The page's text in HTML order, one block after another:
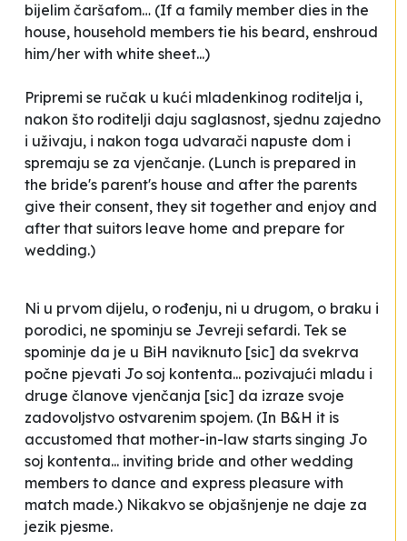
bijelim čaršafom… (If a family member dies in the
house, household members tie his beard, enshroud
him/her with white sheet...)
Pripremi se ručak u kući mladenkinog roditelja i,
nakon što roditelji daju saglasnost, sjednu zajedno
i uživaju, i nakon toga udvarači napuste dom i
spremaju se za vjenčanje. (Lunch is prepared in
the bride's parent's house and after the parents
give their consent, they sit together and enjoy and
after that suitors leave home and prepare for
wedding.)
Ni u prvom dijelu, o rođenju, ni u drugom, o braku i
porodici, ne spominju se Jevreji sefardi. Tek se
spominje da je u BiH naviknuto [sic] da svekrva
počne pjevati Jo soj kontenta... pozivajući mladu i
druge članove vjenčanja [sic] da izraze svoje
zadovoljstvo ostvarenim spojem. (In B&H it is
accustomed that mother-in-law starts singing Jo
soj kontenta... inviting bride and other wedding
members to dance and express pleasure with
match made.) Nikakvo se objašnjenje ne daje za
jezik pjesme.